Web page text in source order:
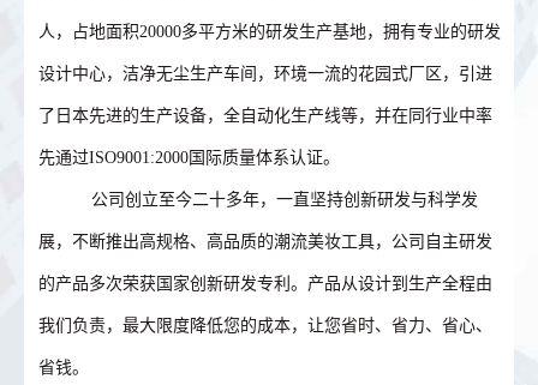
人，占地面积20000多平方米的研发生产基地，拥有专业的研发
设计中心，洁净无尘生产车间，环境一流的花园式厂区，引进
了日本先进的生产设备，全自动化生产线等，并在同行业中率
先通过ISO9001:2000国际质量体系认证。
公司创立至今二十多年，一直坚持创新研发与科学发
展，不断推出高规格、高品质的潮流美妆工具，公司自主研发
的产品多次荣获国家创新研发专利。产品从设计到生产全程由
我们负责，最大限度降低您的成本，让您省时、省力、省心、
省钱。